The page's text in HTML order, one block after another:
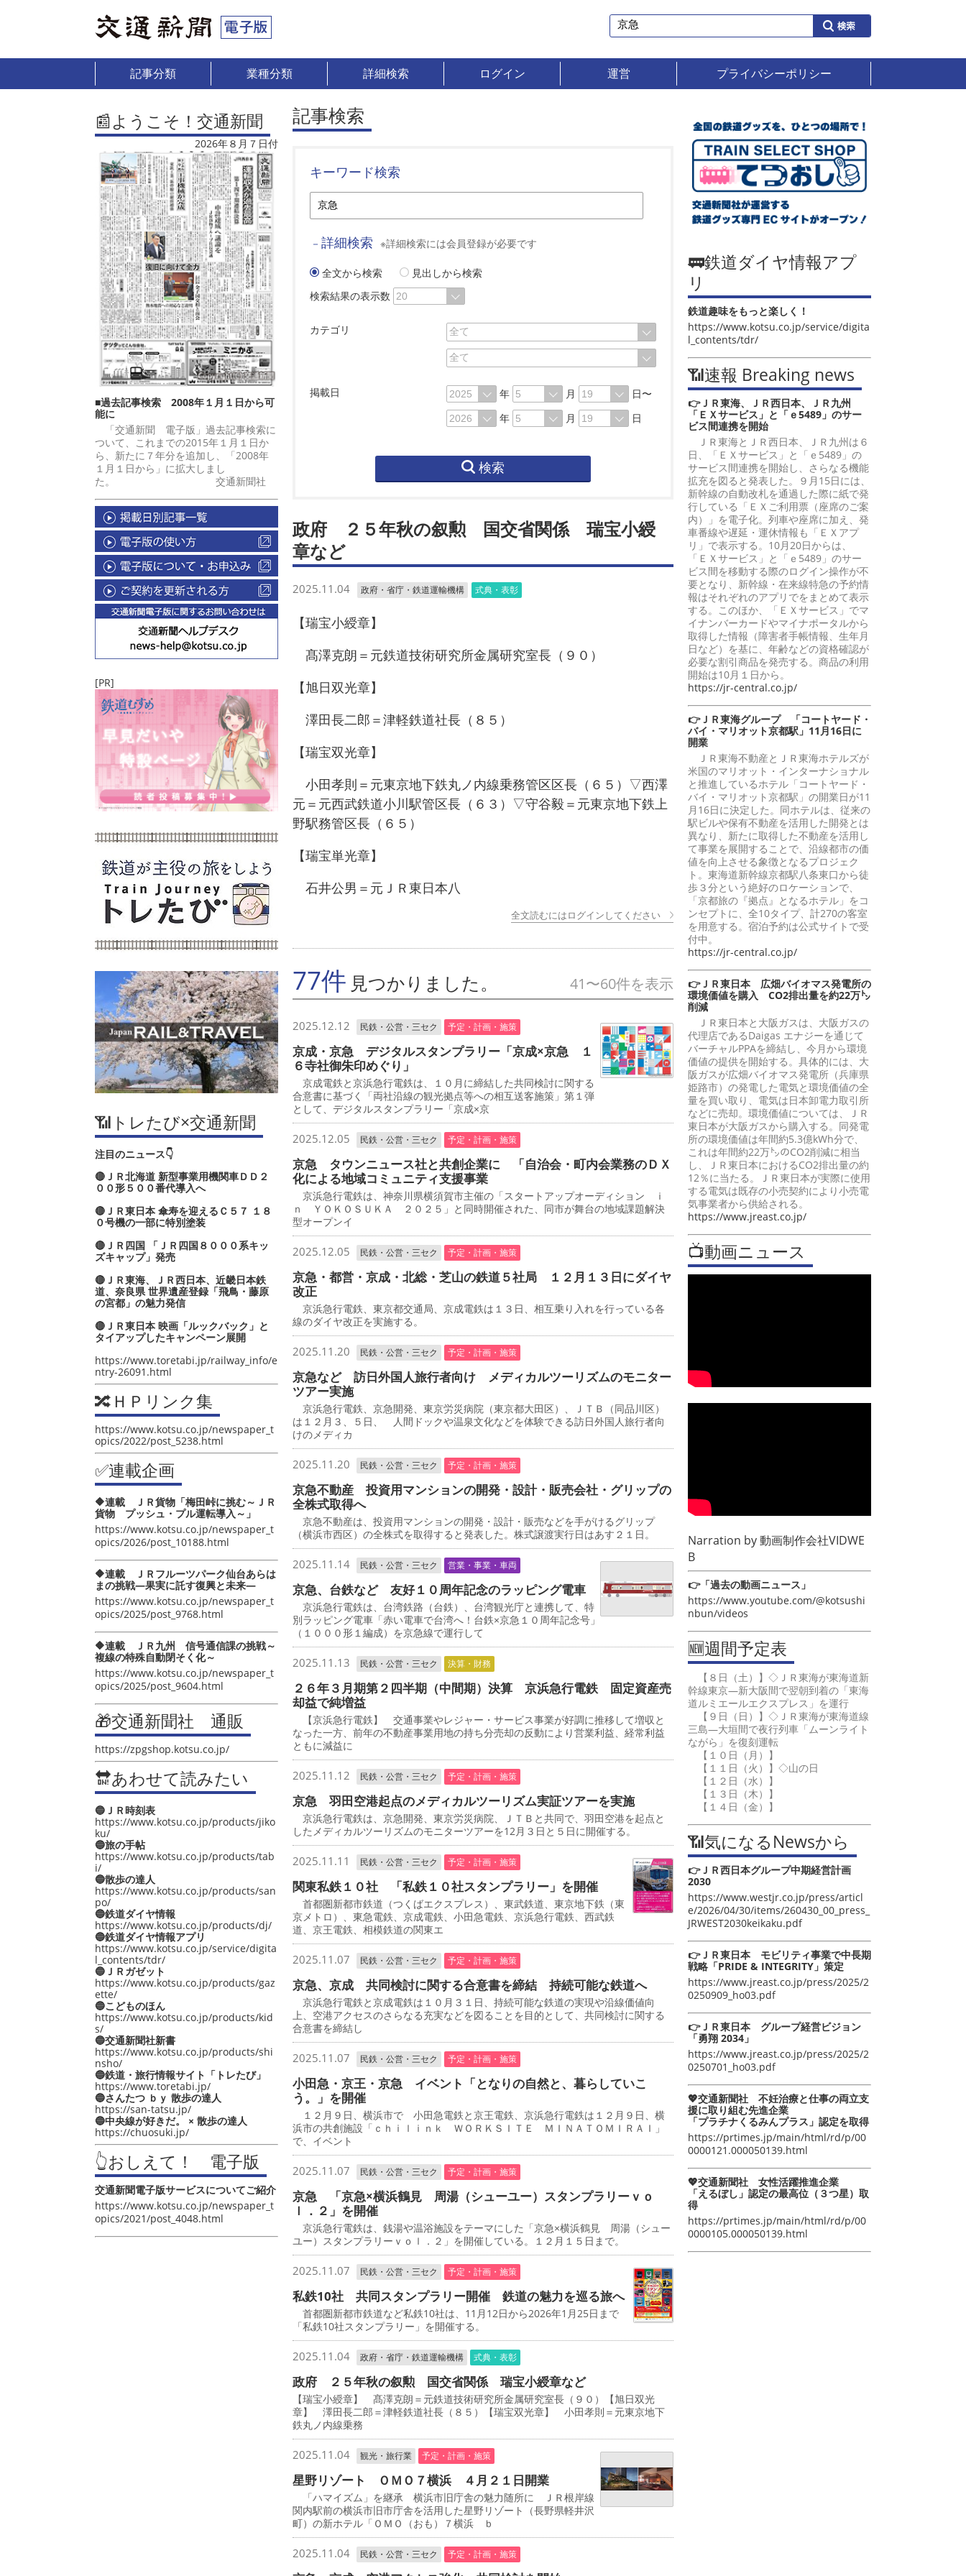
記事分類 業種分類 詳細検索 ログイン 運営 プライバシーポリシー
📰ようこそ！交通新聞
2026年８月７日付
■過去記事検索 2008年１月１日から可
能に
「交通新聞 電子版」過去記事検索に
ついて、これまでの2015年１月１日か
ら、新たに７年分を追加し、「2008年
１月１日から」に拡大しまし
た。 交通新聞社
[PR]
📶トレたび×交通新聞
注目のニュース👇
🔴ＪＲ北海道 新型事業用機関車ＤＤ２
００形５００番代導入へ
🔴ＪＲ東日本 傘寿を迎えるＣ５７ １８
０号機の一部に特別塗装
🔴ＪＲ四国 「ＪＲ四国８０００系キッ
ズキャップ」発売
🔴ＪＲ東海、ＪＲ西日本、近畿日本鉄
道、奈良県 世界遺産登録「飛鳥・藤原
の宮都」の魅力発信
🔴ＪＲ東日本 映画「ルックバック」と
タイアップしたキャンペーン展開
https://www.toretabi.jp/railway_info/e
ntry-26091.html
🔀ＨＰリンク集
https://www.kotsu.co.jp/newspaper_t
opics/2022/post_5238.html
✅連載企画
🔶連載 ＪＲ貨物「梅田峠に挑む～ＪＲ
貨物 プッシュ・プル運転導入～」
https://www.kotsu.co.jp/newspaper_t
opics/2026/post_10188.html
🔶連載 ＪＲフルーツパーク仙台あらは
まの挑戦―果実に託す復興と未来―
https://www.kotsu.co.jp/newspaper_t
opics/2025/post_9768.html
🔶連載 ＪＲ九州 信号通信課の挑戦～
複線の特殊自動閉そく化～
https://www.kotsu.co.jp/newspaper_t
opics/2025/post_9604.html
🎁交通新聞社 通販
https://zpgshop.kotsu.co.jp/
🔛あわせて読みたい
🔵ＪＲ時刻表
https://www.kotsu.co.jp/products/jiko
ku/
🔵旅の手帖
https://www.kotsu.co.jp/products/tab
i/
🔵散歩の達人
https://www.kotsu.co.jp/products/san
po/
🔵鉄道ダイヤ情報
https://www.kotsu.co.jp/products/dj/
🔵鉄道ダイヤ情報アプリ
https://www.kotsu.co.jp/service/digita
l_contents/tdr/
🔵ＪＲガゼット
https://www.kotsu.co.jp/products/gaz
ette/
🔵こどものほん
https://www.kotsu.co.jp/products/kid
s/
🔵交通新聞社新書
https://www.kotsu.co.jp/products/shi
nsho/
🔵鉄道・旅行情報サイト「トレたび」
https://www.toretabi.jp/
🔵さんたつ ｂｙ 散歩の達人
https://san-tatsu.jp/
🔵中央線が好きだ。 × 散歩の達人
https://chuosuki.jp/
👆おしえて！ 電子版
交通新聞電子版サービスについてご紹介
https://www.kotsu.co.jp/newspaper_t
opics/2021/post_4048.html
記事検索
キーワード検索
－ 詳細検索 ※詳細検索には会員登録が必要です
全文から検索
見出しから検索
検索結果の表示数
カテゴリ
掲載日 年 月
日〜
年
月 日
検索
政府 ２５年秋の叙勲 国交省関係 瑞宝小綬
章など
2025.11.04 政府・省庁・鉄道運輸機構 式典・表彰
【瑞宝小綬章】
髙澤克朗＝元鉄道技術研究所金属研究室長（９０）
【旭日双光章】
澤田長二郎＝津軽鉄道社長（８５）
【瑞宝双光章】
小田孝則＝元東京地下鉄丸ノ内線乗務管区区長（６５）▽西澤
元＝元西武鉄道小川駅管区長（６３）▽守谷毅＝元東京地下鉄上
野駅務管区長（６５）
【瑞宝単光章】
石井公男＝元ＪＲ東日本八
全文読むにはログインしてください
77件 見つかりました。 41〜60件を表示
2025.12.12 民鉄・公営・三セク 予定・計画・施策
京成・京急 デジタルスタンプラリー「京成×京急 １
６寺社御朱印めぐり」
京成電鉄と京浜急行電鉄は、１０月に締結した共同検討に関する
合意書に基づく「両社沿線の観光拠点等への相互送客施策」第１弾
として、デジタルスタンプラリー「京成×京
2025.12.05 民鉄・公営・三セク 予定・計画・施策
京急 タウンニュース社と共創企業に 「自治会・町内会業務のＤＸ
化による地域コミュニティ支援事業
京浜急行電鉄は、神奈川県横須賀市主催の「スタートアップオーディション ｉ
ｎ ＹＯＫＯＳＵＫＡ ２０２５」と同時開催された、同市が舞台の地域課題解決
型オープンイ
2025.12.05 民鉄・公営・三セク 予定・計画・施策
京急・都営・京成・北総・芝山の鉄道５社局 １２月１３日にダイヤ
改正
京浜急行電鉄、東京都交通局、京成電鉄は１３日、相互乗り入れを行っている各
線のダイヤ改正を実施する。
2025.11.20 民鉄・公営・三セク 予定・計画・施策
京急など 訪日外国人旅行者向け メディカルツーリズムのモニター
ツアー実施
京浜急行電鉄、京急開発、東京労災病院（東京都大田区）、ＪＴＢ（同品川区）
は１２月３、５日、 人間ドックや温泉文化などを体験できる訪日外国人旅行者向
けのメディカ
2025.11.20 民鉄・公営・三セク 予定・計画・施策
京急不動産 投資用マンションの開発・設計・販売会社・グリップの
全株式取得へ
京急不動産は、投資用マンションの開発・設計・販売などを手がけるグリップ
（横浜市西区）の全株式を取得すると発表した。株式譲渡実行日はあす２１日。
2025.11.14 民鉄・公営・三セク 営業・事業・車両
京急、台鉄など 友好１０周年記念のラッピング電車
京浜急行電鉄は、台湾鉄路（台鉄）、台湾観光庁と連携して、特
別ラッピング電車「赤い電車で台湾へ！台鉄×京急１０周年記念号」
（１０００形１編成）を京急線で運行して
2025.11.13 民鉄・公営・三セク 決算・財務
２６年３月期第２四半期（中間期）決算 京浜急行電鉄 固定資産売
却益で純増益
【京浜急行電鉄】 交通事業やレジャー・サービス事業が好調に推移して増収と
なった一方、前年の不動産事業用地の持ち分売却の反動により営業利益、経常利益
ともに減益に
2025.11.12 民鉄・公営・三セク 予定・計画・施策
京急 羽田空港起点のメディカルツーリズム実証ツアーを実施
京浜急行電鉄は、京急開発、東京労災病院、ＪＴＢと共同で、羽田空港を起点と
したメディカルツーリズムのモニターツアーを12月３日と５日に開催する。
2025.11.11 民鉄・公営・三セク 予定・計画・施策
関東私鉄１０社 「私鉄１０社スタンプラリー」を開催
首都圏新都市鉄道（つくばエクスプレス）、東武鉄道、東京地下鉄（東
京メトロ）、東急電鉄、京成電鉄、小田急電鉄、京浜急行電鉄、西武鉄
道、京王電鉄、相模鉄道の関東エ
2025.11.07 民鉄・公営・三セク 予定・計画・施策
京急、京成 共同検討に関する合意書を締結 持続可能な鉄道へ
京浜急行電鉄と京成電鉄は１０月３１日、持続可能な鉄道の実現や沿線価値向
上、空港アクセスのさらなる充実などを図ることを目的として、共同検討に関する
合意書を締結し
2025.11.07 民鉄・公営・三セク 予定・計画・施策
小田急・京王・京急 イベント「となりの自然と、暮らしていこ
う。」を開催
１２月９日、横浜市で 小田急電鉄と京王電鉄、京浜急行電鉄は１２月９日、横
浜市の共創施設「ｃｈｉｌｉｎｋ ＷＯＲＫＳＩＴＥ ＭＩＮＡＴＯＭＩＲＡＩ」
で、イベント
2025.11.07 民鉄・公営・三セク 予定・計画・施策
京急 「京急×横浜鶴見 周湯（シューユー）スタンプラリーｖｏ
ｌ．２」を開催
京浜急行電鉄は、銭湯や温浴施設をテーマにした「京急×横浜鶴見 周湯（シュー
ユー）スタンプラリーｖｏｌ．２」を開催している。１２月１５日まで。
2025.11.07 民鉄・公営・三セク 予定・計画・施策
私鉄10社 共同スタンプラリー開催 鉄道の魅力を巡る旅へ
首都圏新都市鉄道など私鉄10社は、11月12日から2026年1月25日まで
「私鉄10社スタンプラリー」を開催する。
2025.11.04 政府・省庁・鉄道運輸機構 式典・表彰
政府 ２５年秋の叙勲 国交省関係 瑞宝小綬章など
【瑞宝小綬章】 髙澤克朗＝元鉄道技術研究所金属研究室長（９０）【旭日双光
章】 澤田長二郎＝津軽鉄道社長（８５）【瑞宝双光章】 小田孝則＝元東京地下
鉄丸ノ内線乗務
2025.11.04 観光・旅行業 予定・計画・施策
星野リゾート ＯＭＯ７横浜 ４月２１日開業
「ハマイズム」を継承 横浜市旧庁舎の魅力随所に ＪＲ根岸線
関内駅前の横浜市旧市庁舎を活用した星野リゾート（長野県軽井沢
町）の新ホテル「ＯＭＯ（おも）７横浜 ｂ
2025.11.04 民鉄・公営・三セク 予定・計画・施策
🚃鉄道ダイヤ情報アプ
リ
鉄道趣味をもっと楽しく！
https://www.kotsu.co.jp/service/digita
l_contents/tdr/
📶速報 Breaking news
👉ＪＲ東海、ＪＲ西日本、ＪＲ九州
「ＥＸサービス」と「ｅ5489」のサー
ビス間連携を開始
ＪＲ東海とＪＲ西日本、ＪＲ九州は６
日、「ＥＸサービス」と「ｅ5489」の
サービス間連携を開始し、さらなる機能
拡充を図ると発表した。９月15日には、
新幹線の自動改札を通過した際に紙で発
行している「ＥＸご利用票（座席のご案
内）」を電子化。列車や座席に加え、発
車番線や遅延・運休情報も「ＥＸアプ
リ」で表示する。10月20日からは、
「ＥＸサービス」と「ｅ5489」のサー
ビス間を移動する際のログイン操作が不
要となり、新幹線・在来線特急の予約情
報はそれぞれのアプリでをまとめて表示
する。このほか、「ＥＸサービス」でマ
イナンバーカードやマイナポータルから
取得した情報（障害者手帳情報、生年月
日など）を基に、年齢などの資格確認が
必要な割引商品を発売する。商品の利用
開始は10月１日から。
https://jr-central.co.jp/
👉ＪＲ東海グループ 「コートヤード・
バイ・マリオット京都駅」11月16日に
開業
ＪＲ東海不動産とＪＲ東海ホテルズが
米国のマリオット・インターナショナル
と推進しているホテル「コートヤード・
バイ・マリオット京都駅」の開業日が11
月16日に決定した。同ホテルは、従来の
駅ビルや保有不動産を活用した開発とは
異なり、新たに取得した不動産を活用し
て事業を展開することで、沿線都市の価
値を向上させる象徴となるプロジェク
ト。東海道新幹線京都駅八条東口から徒
歩３分という絶好のロケーションで、
「京都旅の『拠点』となるホテル」をコ
ンセプトに、全10タイプ、計270の客室
を用意する。宿泊予約は公式サイトで受
付中。
https://jr-central.co.jp/
👉ＪＲ東日本 広畑バイオマス発電所の
環境価値を購入 CO2排出量を約22万㌧
削減
ＪＲ東日本と大阪ガスは、大阪ガスの
代理店であるDaigas エナジーを通じて
バーチャルPPAを締結し、今月から環境
価値の提供を開始する。具体的には、大
阪ガスが広畑バイオマス発電所（兵庫県
姫路市）の発電した電気と環境価値の全
量を買い取り、電気は日本卸電力取引所
などに売却。環境価値については、ＪＲ
東日本が大阪ガスから購入する。同発電
所の環境価値は年間約5.3億kWh分で、
これは年間約22万㌧のCO2削減に相当
し、ＪＲ東日本におけるCO2排出量の約
12％に当たる。ＪＲ東日本が実際に使用
する電気は既存の小売契約により小売電
気事業者から供給される。
https://www.jreast.co.jp/
📺動画ニュース
Narration by動画制作会社VIDWE
B
👉「過去の動画ニュース」
https://www.youtube.com/@kotsushi
nbun/videos
🆕週間予定表
【８日（土）】◇ＪＲ東海が東海道新
幹線東京―新大阪間で翌朝到着の「東海
道ルミエールエクスプレス」を運行
【９日（日）】◇ＪＲ東海が東海道線
三島―大垣間で夜行列車「ムーンライト
ながら」を復刻運転
【１０日（月）】
【１１日（火）】◇山の日
【１２日（水）】
【１３日（木）】
【１４日（金）】
📶気になるNewsから
👉ＪＲ西日本グループ中期経営計画
2030
https://www.westjr.co.jp/press/articl
e/2026/04/30/items/260430_00_press_
JRWEST2030keikaku.pdf
👉ＪＲ東日本 モビリティ事業で中長期
戦略「PRIDE & INTEGRITY」策定
https://www.jreast.co.jp/press/2025/2
0250909_ho03.pdf
👉ＪＲ東日本 グループ経営ビジョン
「勇翔 2034」
https://www.jreast.co.jp/press/2025/2
0250701_ho03.pdf
💖交通新聞社 不妊治療と仕事の両立支
援に取り組む先進企業
「プラチナくるみんプラス」認定を取得
https://prtimes.jp/main/html/rd/p/00
0000121.000050139.html
💖交通新聞社 女性活躍推進企業
「えるぼし」認定の最高位（３つ星）取
得
https://prtimes.jp/main/html/rd/p/00
0000105.000050139.html